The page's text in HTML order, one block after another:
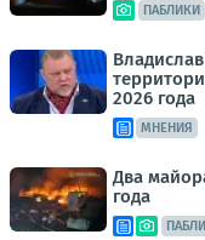
ПАБЛИКИ
2026 года
МНЕНИЯ
Два
года